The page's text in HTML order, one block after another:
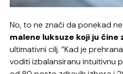
No, to ne znači da ponekad
malene luksuze koji ju čine
ultimativni cilj. “Kad je
voditi izbalansiranu intuitivnu